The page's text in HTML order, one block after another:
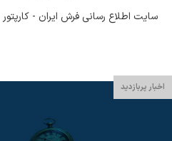
سایت اطلاع رسانی فرش ایران - کارپتور
اخبار پربازدید